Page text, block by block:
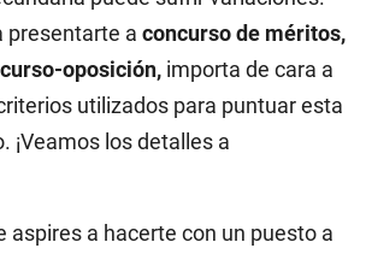
presentarte a concurso de méritos,
oposición, importa de cara a
utilizados para puntuar esta
¡Veamos los detalles a
aspires a hacerte con un puesto a